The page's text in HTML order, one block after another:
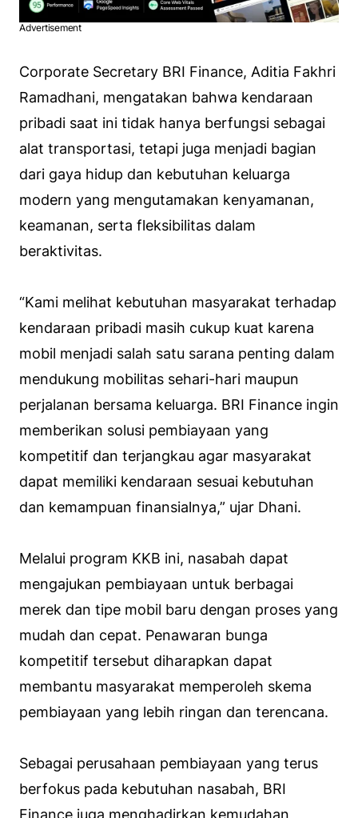
Advertisement
Corporate Secretary BRI Finance, Aditia Fakhri
Ramadhani, mengatakan bahwa kendaraan
pribadi saat ini tidak hanya berfungsi sebagai
alat transportasi, tetapi juga menjadi bagian
dari gaya hidup dan kebutuhan keluarga
modern yang mengutamakan kenyamanan,
keamanan, serta fleksibilitas dalam
beraktivitas.
“Kami melihat kebutuhan masyarakat terhadap
kendaraan pribadi masih cukup kuat karena
mobil menjadi salah satu sarana penting dalam
mendukung mobilitas sehari-hari maupun
perjalanan bersama keluarga. BRI Finance ingin
memberikan solusi pembiayaan yang
kompetitif dan terjangkau agar masyarakat
dapat memiliki kendaraan sesuai kebutuhan
dan kemampuan finansialnya,” ujar Dhani.
Melalui program KKB ini, nasabah dapat
mengajukan pembiayaan untuk berbagai
merek dan tipe mobil baru dengan proses yang
mudah dan cepat. Penawaran bunga
kompetitif tersebut diharapkan dapat
membantu masyarakat memperoleh skema
pembiayaan yang lebih ringan dan terencana.
Sebagai perusahaan pembiayaan yang terus
berfokus pada kebutuhan nasabah, BRI
Finance juga menghadirkan kemudahan